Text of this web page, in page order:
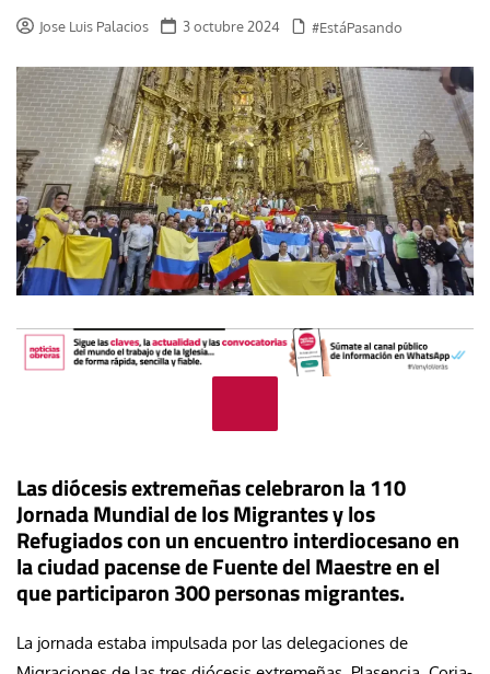
Jose Luis Palacios 3 octubre 2024 #EstáPasando
Las diócesis extremeñas celebraron la 110
Jornada Mundial de los Migrantes y los
Refugiados con un encuentro interdiocesano en
la ciudad pacense de Fuente del Maestre en el
que participaron 300 personas migrantes.
La jornada estaba impulsada por las delegaciones de